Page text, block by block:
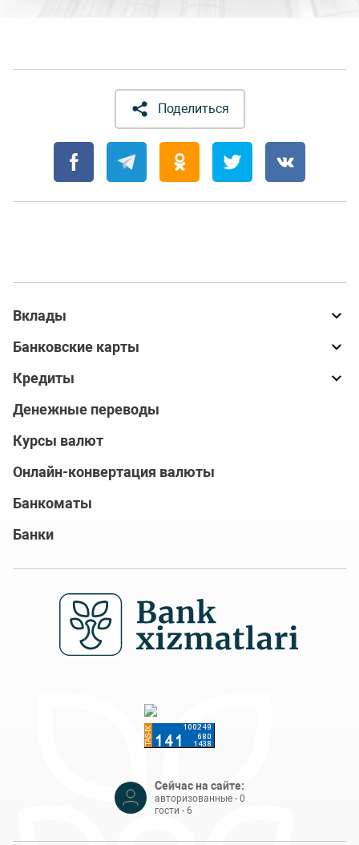
Поделиться
Вклады
Банковские карты
Кредиты
Денежные переводы
Курсы валют
Онлайн-конвертация валюты
Банкоматы
Банки
Сейчас на сайте:
авторизованные - 0
гости - 6